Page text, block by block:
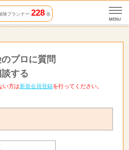
険プランナー228 名
MENU
プロに質問
する
い方は新規会員登録を行ってください。